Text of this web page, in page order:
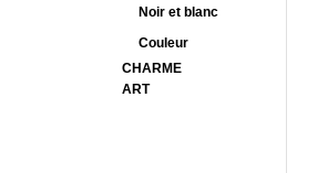
Noir et blanc
Couleur
CHARME
ART